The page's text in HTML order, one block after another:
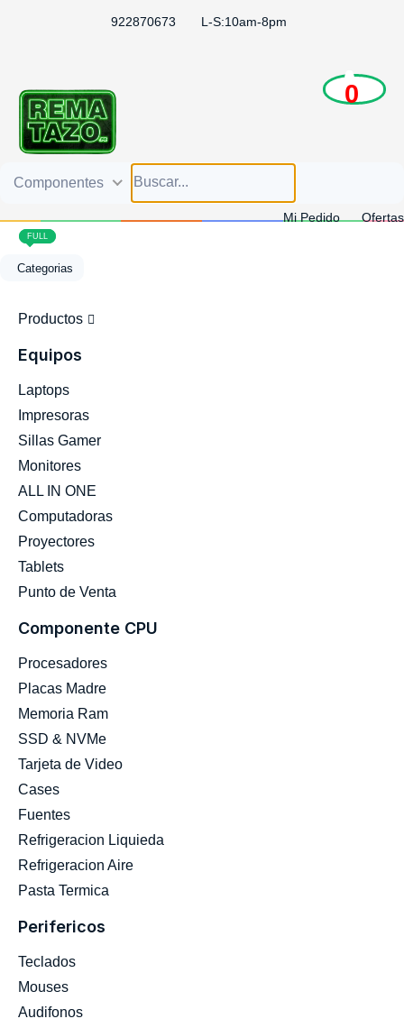
922870673 L-S:10am-8pm
Componentes
Mi Pedido Ofertas
0
2
Categorias
Productos
FULL
Equipos
Laptops
Impresoras
Sillas Gamer
Monitores
ALL IN ONE
Computadoras
Proyectores
Tablets
Punto de Venta
Componente CPU
Procesadores
Placas Madre
Memoria Ram
SSD & NVMe
Tarjeta de Video
Cases
Fuentes
Refrigeracion Liquieda
Refrigeracion Aire
Pasta Termica
Perifericos
Teclados
Mouses
Audifonos
FULL